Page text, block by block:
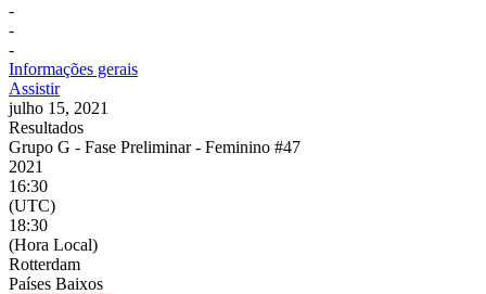
-
-
-
Informações gerais
Assistir
julho 15, 2021
Resultados
Grupo G - Fase Preliminar - Feminino #47
2021
16:30
(UTC)
18:30
(Hora Local)
Rotterdam
Países Baixos